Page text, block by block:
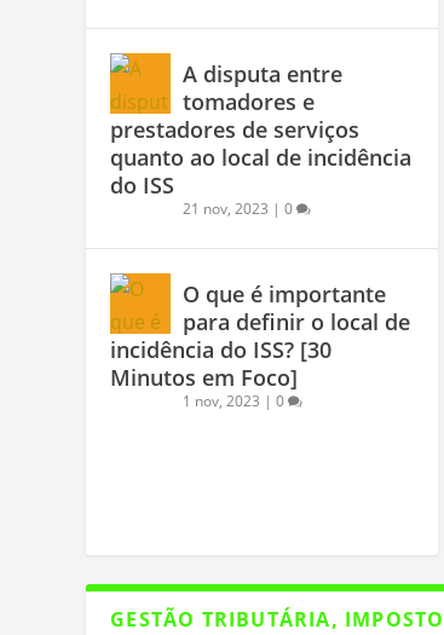
A disputa entre
tomadores e
prestadores de serviços
quanto ao local de incidência
do ISS
21 nov, 2023 |0
O que é importante
para definir o local de
incidência do ISS? [30
Minutos em Foco]
1 nov, 2023 |0
GESTÃO TRIBUTÁRIA,